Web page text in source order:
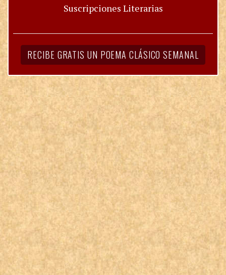
Suscripciones Literarias
RECIBE GRATIS UN POEMA CLÁSICO SEMANAL